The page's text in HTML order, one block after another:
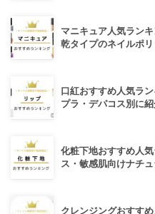
マニキュア人気ラン
乾タイプのネイルポリ
口紅おすすめ人気ラ
プラ・デパコス別に紹
化粧下地おすすめ人
ス・敏感肌向けナチ
クレンジングおすす